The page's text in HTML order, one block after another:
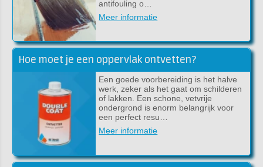
antifouling o…
Meer informatie
Hoe moet je een oppervlak ontvetten?
Een goede voorbereiding is het halve
werk, zeker als het gaat om schilderen
of lakken. Een schone, vetvrije
ondergrond is enorm belangrijk voor
een perfect resu…
Meer informatie